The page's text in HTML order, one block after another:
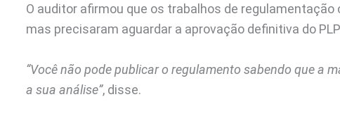
O auditor afirmou que os trabalhos de
mas precisaram aguardar a aprovação definitiva do
“Você não pode publicar o regulamento sabendo que a
a sua análise”, disse.